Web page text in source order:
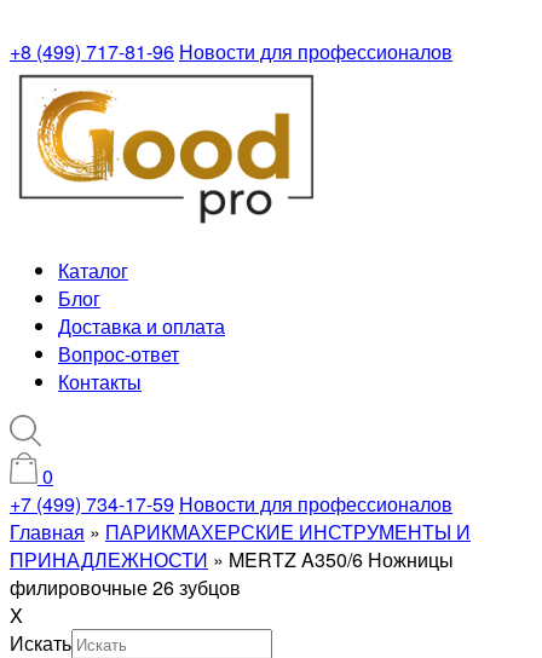
+8 (499) 717-81-96 Новости для профессионалов
Каталог
Блог
Доставка и оплата
Вопрос-ответ
Контакты
0
+7 (499) 734-17-59 Новости для профессионалов
Главная » ПАРИКМАХЕРСКИЕ ИНСТРУМЕНТЫ И
ПРИНАДЛЕЖНОСТИ » MERTZ A350/6 Ножницы
филировочные 26 зубцов
X
Искать